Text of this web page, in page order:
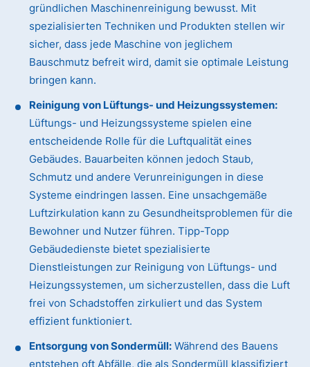
gründlichen Maschinenreinigung bewusst. Mit
spezialisierten Techniken und Produkten stellen wir
sicher, dass jede Maschine von jeglichem
Bauschmutz befreit wird, damit sie optimale Leistung
bringen kann.
Reinigung von Lüftungs- und Heizungssystemen:
Lüftungs- und Heizungssysteme spielen eine
entscheidende Rolle für die Luftqualität eines
Gebäudes. Bauarbeiten können jedoch Staub,
Schmutz und andere Verunreinigungen in diese
Systeme eindringen lassen. Eine unsachgemäße
Luftzirkulation kann zu Gesundheitsproblemen für die
Bewohner und Nutzer führen. Tipp-Topp
Gebäudedienste bietet spezialisierte
Dienstleistungen zur Reinigung von Lüftungs- und
Heizungssystemen, um sicherzustellen, dass die Luft
frei von Schadstoffen zirkuliert und das System
effizient funktioniert.
Entsorgung von Sondermüll: Während des Bauens
entstehen oft Abfälle, die als Sondermüll klassifiziert